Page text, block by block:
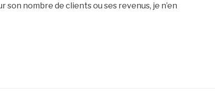
son nombre de clients ou ses revenus, je n’en